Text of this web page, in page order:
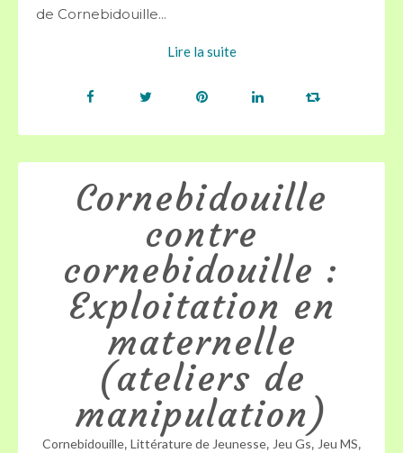
de Cornebidouille...
Lire la suite
Cornebidouille
contre
cornebidouille :
Exploitation en
maternelle
(ateliers de
manipulation)
Cornebidouille, Littérature de Jeunesse, Jeu Gs, Jeu MS,